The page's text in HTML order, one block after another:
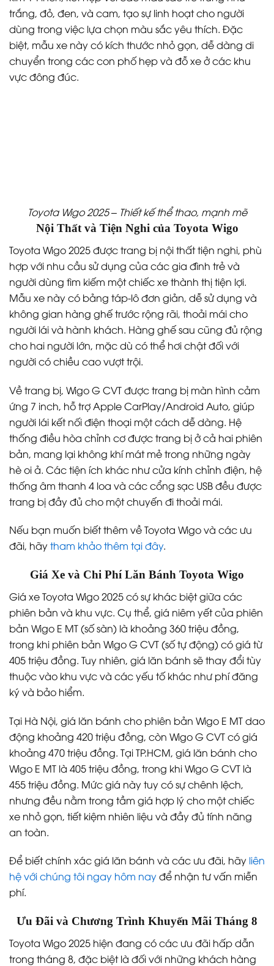
trắng, đỏ, đen, và cam, tạo sự linh hoạt cho người
dùng trong việc lựa chọn màu sắc yêu thích. Đặc
biệt, mẫu xe này có kích thước nhỏ gọn, dễ dàng di
chuyển trong các con phố hẹp và đỗ xe ở các khu
vực đông đúc.
Toyota Wigo 2025 – Thiết kế thể thao, mạnh mẽ
Nội Thất và Tiện Nghi của Toyota Wigo
Toyota Wigo 2025 được trang bị nội thất tiện nghi, phù
hợp với nhu cầu sử dụng của các gia đình trẻ và
người dùng tìm kiếm một chiếc xe thành thị tiện lợi.
Mẫu xe này có bảng táp-lô đơn giản, dễ sử dụng và
không gian hàng ghế trước rộng rãi, thoải mái cho
người lái và hành khách. Hàng ghế sau cũng đủ rộng
cho hai người lớn, mặc dù có thể hơi chật đối với
người có chiều cao vượt trội.
Về trang bị, Wigo G CVT được trang bị màn hình cảm
ứng 7 inch, hỗ trợ Apple CarPlay/Android Auto, giúp
người lái kết nối điện thoại một cách dễ dàng. Hệ
thống điều hòa chỉnh cơ được trang bị ở cả hai phiên
bản, mang lại không khí mát mẻ trong những ngày
hè oi ả. Các tiện ích khác như cửa kính chỉnh điện, hệ
thống âm thanh 4 loa và các cổng sạc USB đều được
trang bị đầy đủ cho một chuyến đi thoải mái.
Nếu bạn muốn biết thêm về Toyota Wigo và các ưu
đãi, hãytham khảo thêm tại đây.
Giá Xe và Chi Phí Lăn Bánh Toyota Wigo
Giá xe Toyota Wigo 2025 có sự khác biệt giữa các
phiên bản và khu vực. Cụ thể, giá niêm yết của phiên
bản Wigo E MT (số sàn) là khoảng 360 triệu đồng,
trong khi phiên bản Wigo G CVT (số tự động) có giá từ
405 triệu đồng. Tuy nhiên, giá lăn bánh sẽ thay đổi tùy
thuộc vào khu vực và các yếu tố khác như phí đăng
ký và bảo hiểm.
Tại Hà Nội, giá lăn bánh cho phiên bản Wigo E MT dao
động khoảng 420 triệu đồng, còn Wigo G CVT có giá
khoảng 470 triệu đồng. Tại TP.HCM, giá lăn bánh cho
Wigo E MT là 405 triệu đồng, trong khi Wigo G CVT là
455 triệu đồng. Mức giá này tuy có sự chênh lệch,
nhưng đều nằm trong tầm giá hợp lý cho một chiếc
xe nhỏ gọn, tiết kiệm nhiên liệu và đầy đủ tính năng
an toàn.
Để biết chính xác giá lăn bánh và các ưu đãi, hãy liên
hệ với chúng tôi ngay hôm nayđể nhận tư vấn miễn
phí.
Ưu Đãi và Chương Trình Khuyến Mãi Tháng 8
Toyota Wigo 2025 hiện đang có các ưu đãi hấp dẫn
trong tháng 8, đặc biệt là đối với những khách hàng